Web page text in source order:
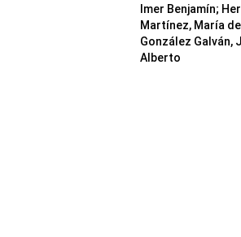
Imer Benjamín;
Martínez, María
González Galván,
Alberto